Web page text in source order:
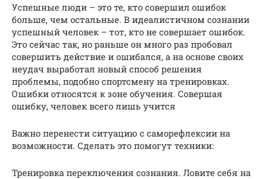
Успешные люди – это те, кто совершил ошибок
больше, чем остальные. В идеалистичном сознании
успешный человек – тот, кто не совершает ошибок.
Это сейчас так, но раньше он много раз пробовал
совершить действие и ошибался, а на основе своих
неудач выработал новый способ решения
проблемы, подобно спортсмену на тренировках.
Ошибки относятся к зоне обучения. Совершая
ошибку, человек всего лишь учится
Важно перенести ситуацию с саморефлексии на
возможности. Сделать это помогут техники:
Тренировка переключения сознания. Ловите себя на